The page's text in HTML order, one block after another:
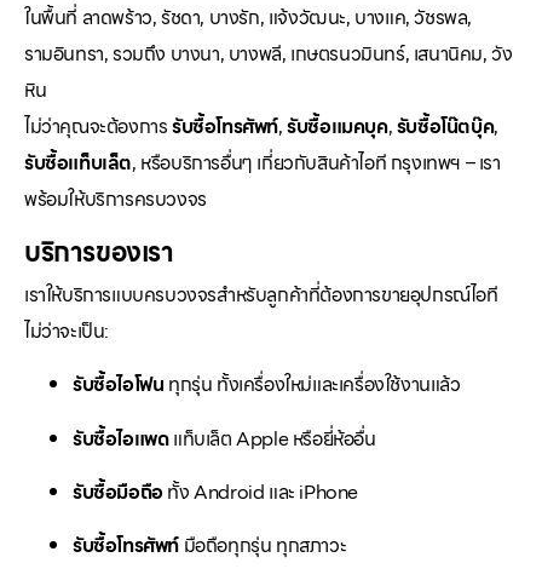
ในพื้นที่ ลาดพร้าว, รัชดา, บางรัก, แจ้งวัฒนะ, บางแค, วัชรพล,
รามอินทรา, รวมถึง บางนา, บางพลี, เกษตรนวมินทร์, เสนานิคม, วัง
หิน
ไม่ว่าคุณจะต้องการรับซื้อโทรศัพท์,รับซื้อแมคบุค,รับซื้อโน๊ตบุ๊ค,
รับซื้อแท็บเล็ต, หรือบริการอื่นๆ เกี่ยวกับสินค้าไอที กรุงเทพฯ – เรา
พร้อมให้บริการครบวงจร
บริการของเรา
เราให้บริการแบบครบวงจรสำหรับลูกค้าที่ต้องการขายอุปกรณ์ไอที
ไม่ว่าจะเป็น:
รับซื้อไอโฟน ทุกรุ่น ทั้งเครื่องใหม่และเครื่องใช้งานแล้ว
รับซื้อไอแพดแท็บเล็ต Apple หรือยี่ห้ออื่น
รับซื้อมือถือทั้ง Android และ iPhone
รับซื้อโทรศัพท์ มือถือทุกรุ่น ทุกสภาวะ